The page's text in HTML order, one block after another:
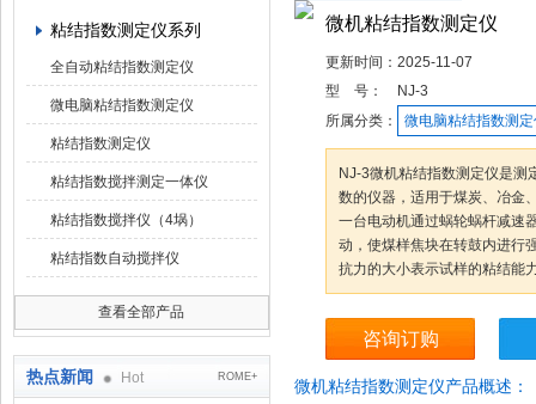
粘结指数测定仪系列
全自动粘结指数测定仪
微电脑粘结指数测定仪
粘结指数测定仪
粘结指数搅拌测定一体仪
粘结指数搅拌仪（4埚）
粘结指数自动搅拌仪
查看全部产品
热点新闻 Hot ROME+
微机粘结指数测定仪
更新时间： 2025-11-07
型 号：
NJ-3
所属分类：
微电脑粘结指数测
NJ-3微机粘结指数测定仪是测
数的仪器，适用于煤炭、冶金
一台电动机通过蜗轮蜗杆减速
动，使煤样焦块在转鼓内进行
抗力的大小表示试样的粘结能
咨询订购
微机粘结指数测定仪产品概述：